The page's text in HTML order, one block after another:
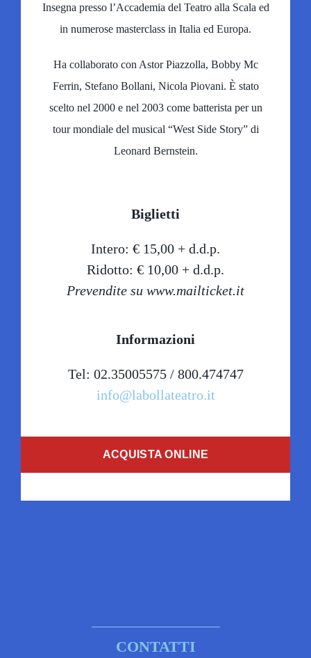
Insegna presso l’Accademia del Teatro alla Scala ed
in numerose masterclass in Italia ed Europa.
Ha collaborato con Astor Piazzolla, Bobby Mc
Ferrin, Stefano Bollani, Nicola Piovani. È stato
scelto nel 2000 e nel 2003 come batterista per un
tour mondiale del musical “West Side Story” di
Leonard Bernstein.
Biglietti
Intero: € 15,00 + d.d.p.
Ridotto: € 10,00 + d.d.p.
Prevendite su www.mailticket.it
Informazioni
Tel: 02.35005575 / 800.474747
info@labollateatro.it
ACQUISTA ONLINE
CONTATTI